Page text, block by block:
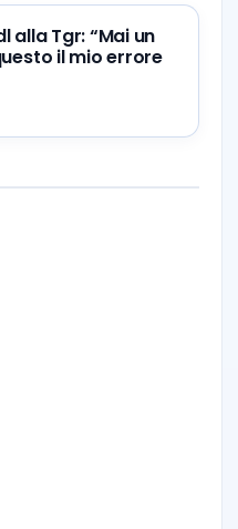
alla Tgr: “Mai un
il mio errore